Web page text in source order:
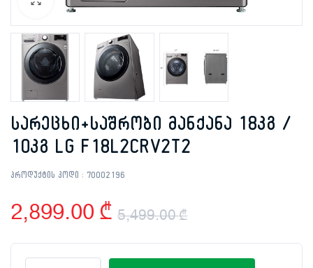
სარეცხი+საშრობი მანქანა 18კგ /
10კგ LG F18L2CRV2T2
პროდუქტის კოდი : 70002196
5,499.00₾
Original
2,899.00 ₾
Current
სარეცხი+საშრობი